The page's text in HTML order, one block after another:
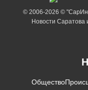
© 2006-2026 ©
Новости Саратова
Общество